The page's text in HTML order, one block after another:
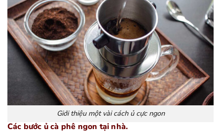
Giới thiệu một vài cách ủ cực ngon
Các bước ủ cà phê ngon tại nhà.